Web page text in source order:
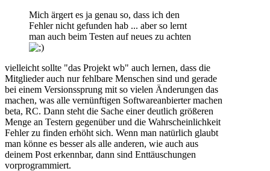
Mich ärgert es ja genau so, dass ich den
Fehler nicht gefunden hab ... aber so lernt
man auch beim Testen auf neues zu achten
vielleicht sollte "das Projekt wb" auch lernen, dass die
Mitglieder auch nur fehlbare Menschen sind und gerade
bei einem Versionssprung mit so vielen Änderungen das
machen, was alle vernünftigen Softwareanbierter machen
beta, RC. Dann steht die Sache einer deutlich größeren
Menge an Testern gegenüber und die Wahrscheinlichkeit
Fehler zu finden erhöht sich. Wenn man natürlich glaubt
man könne es besser als alle anderen, wie auch aus
deinem Post erkennbar, dann sind Enttäuschungen
vorprogrammiert.